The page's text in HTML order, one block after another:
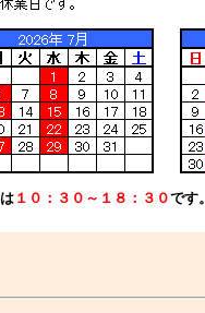
１０：３０～１８：３０です。